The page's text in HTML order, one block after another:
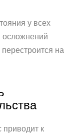
у всех
осложнений
перестроится на
приводит к